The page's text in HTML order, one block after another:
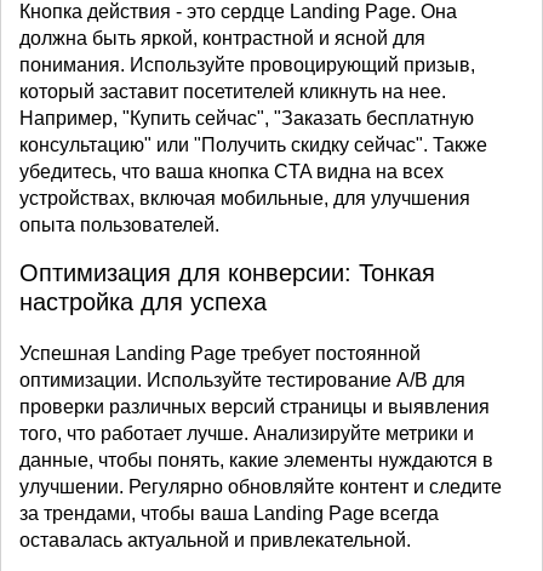
Кнопка действия - это сердце Landing Page. Она
должна быть яркой, контрастной и ясной для
понимания. Используйте провоцирующий призыв,
который заставит посетителей кликнуть на нее.
Например, "Купить сейчас", "Заказать бесплатную
консультацию" или "Получить скидку сейчас". Также
убедитесь, что ваша кнопка CTA видна на всех
устройствах, включая мобильные, для улучшения
опыта пользователей.
Оптимизация для конверсии: Тонкая
настройка для успеха
Успешная Landing Page требует постоянной
оптимизации. Используйте тестирование A/B для
проверки различных версий страницы и выявления
того, что работает лучше. Анализируйте метрики и
данные, чтобы понять, какие элементы нуждаются в
улучшении. Регулярно обновляйте контент и следите
за трендами, чтобы ваша Landing Page всегда
оставалась актуальной и привлекательной.